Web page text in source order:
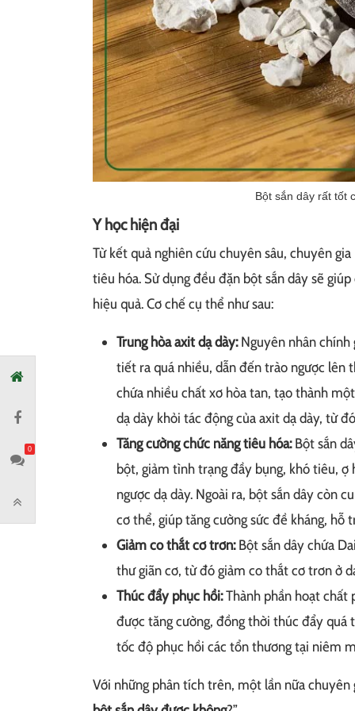
Bột sắn dây rất tốt
Y học hiện đại
Từ kết quả nghiên cứu chuyên sâu, chuyên
tiêu hóa. Sử dụng đều đặn bột sắn dây sẽ
hiệu quả. Cơ chế cụ thể như sau:
Trung hòa axit dạ dày:Nguyên nhân chính
tiết ra quá nhiều, dẫn đến trào ngược lên
chứa nhiều chất xơ hòa tan, tạo thành
dạ dày khỏi tác động của axit dạ dày, từ
Tăng cường chức năng tiêu hóa:Bột sắn
bột, giảm tình trạng đầy bụng, khó tiêu,
ngược dạ dày. Ngoài ra, bột sắn dây còn
cơ thể, giúp tăng cường sức đề kháng, hỗ
Giảm co thắt cơ trơn:Bột sắn dây chứa
thư giãn cơ, từ đó giảm co thắt cơ trơn ở
Thúc đẩy phục hồi:Thành phần hoạt chất
được tăng cường, đồng thời thúc đẩy
tốc độ phục hồi các tổn thương tại niêm
Với những phân tích trên, một lần nữa
0